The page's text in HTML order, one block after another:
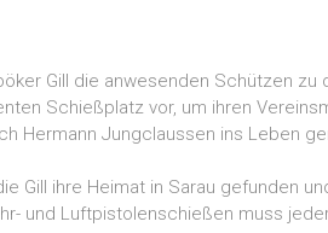
Gill die anwesenden Schützen
Schießplatz vor, um ihren
Hermann Jungclaussen ins Leben
Gill ihre Heimat in Sarau gefunden
und Luftpistolenschießen muss